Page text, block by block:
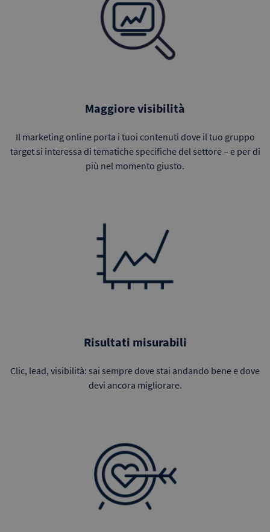
Maggiore visibilità
Il marketing online porta i tuoi contenuti dove il tuo gruppo
target si interessa di tematiche specifiche del settore – e per di
più nel momento giusto.
Risultati misurabili
Clic, lead, visibilità: sai sempre dove stai andando bene e dove
devi ancora migliorare.